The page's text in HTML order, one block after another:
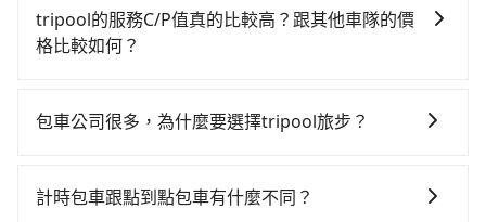
有700多輛，計程車的密度為雙北的1.3%，換句話說，
臨時要叫小黃的難度是雙北大城市的80倍。但如果全程
人至少額外負擔0元車資，而且更會額外浪費50分鐘在轉
再節省50%的交通費用。
40元路邊停車費用預估進去，但額外的汽車保險與可能
的罰單都需自付。再者，和運的iRent只提供最基本的車
九人座可供選擇，而且無人租車最令人詬病的就是車
樣。另外，偶爾也會遇到明明已經預約了時間但上一位
車，那要注意新竹縣僅有合法計程車約730輛，計程車密
度為雙北的1.3%，也就是說要臨時叫到小黃的難度是台
的最佳選擇。
車、私家車或野雞車在招攬生意，這不僅是違法可能被
警察臨檢並趕下車，出意外後保險公司更是不會提供任
風險。而tripool雇用的司機、使用的車輛以及配合的車
險。最好辨別叫的車是否合法，就看車牌的開頭，只要
tripool的服務C/P值真的比較高？跟其他車隊的價
格比較如何？
市場上稍具規模且合法經營的業者，有以短程與城市為
KKDAY、KLOOK、叫車吧等。tripool旅步專注在長程
包車公司很多，為什麼要選擇tripool旅步？
以依照您行程人數的需求進行選擇。此外，為確保您的
計時包車跟點到點包車有什麼不同？